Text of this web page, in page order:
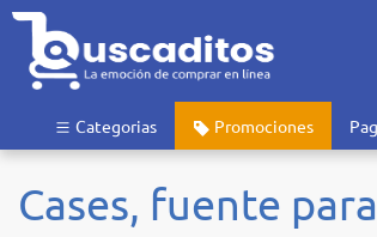
Categorias Promociones
Cases, fuente